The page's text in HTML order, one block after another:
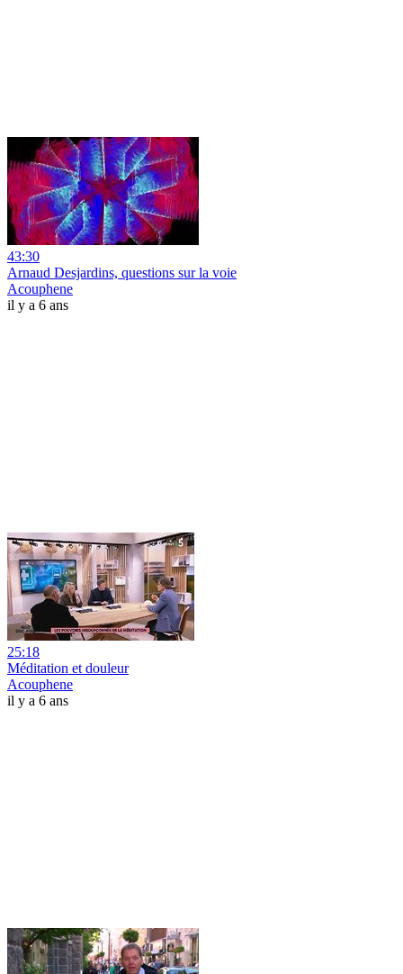
43:30
Arnaud Desjardins, questions sur la voie
Acouphene
il y a 6 ans
25:18
Méditation et douleur
Acouphene
il y a 6 ans